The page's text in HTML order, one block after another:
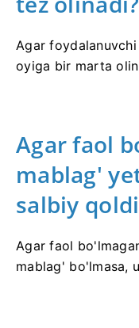
Agar
oyiga bir marta
Agar faol
mablag'
salbiy
Agar faol
mablag' bo'lmasa,